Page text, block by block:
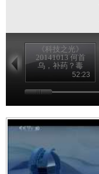
《科技之光》
20141013 何首
乌，补药？毒
52:23